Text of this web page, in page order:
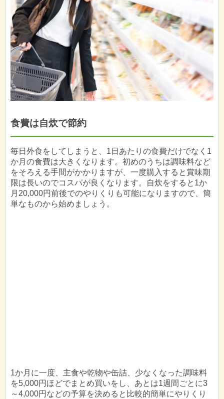
食費は自炊で節約
毎日外食をしてしまうと、1日あたりの食費だけでなく1
か月の食費は大きくなります。初めのうちは調味料など
をそろえる手間がかかりますが、一度購入すると賞味期
限は長いのでコスパが良くなります。自炊をすると1か
月20,000円前後でのやりくりも可能になりますので、簡
単なものから始めましょう。
1か月に一度、主食や乾物や缶詰、少なくなった調味料
を5,000円ほどでまとめ買いをし、あとは1週間ごとに3
～4,000円などの予算を決めると比較的簡単にやりくり